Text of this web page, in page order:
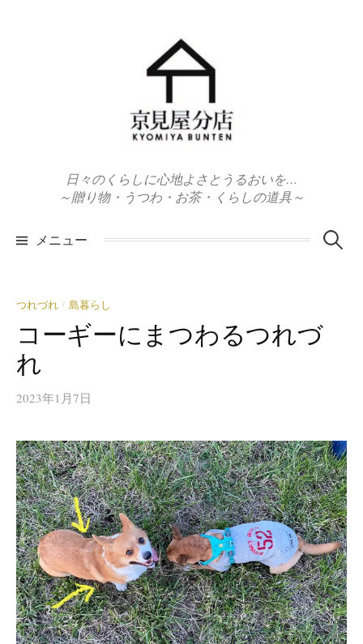
日々のくらしに心地よさとうるおいを…
～贈り物・うつわ・お茶・くらしの道具～
メニュー 検
つれづれ / 島暮らし
コーギーにまつわるつれづ
れ
2023年1月7日